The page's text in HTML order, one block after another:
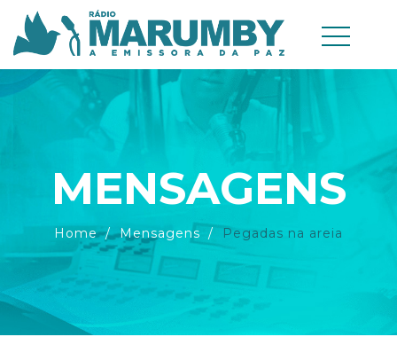
MENSAGENS
Home Mensagens Pegadas na areia